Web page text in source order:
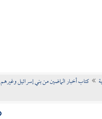
كتاب أخبار الماضين من بني إسرائيل وغيرهم